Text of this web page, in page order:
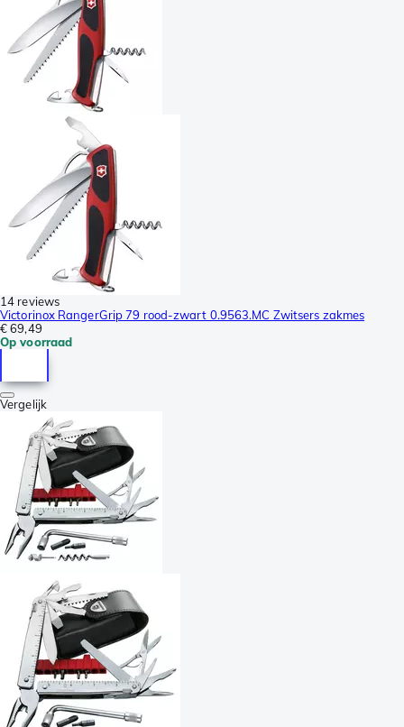
14 reviews
Victorinox RangerGrip 79 rood-zwart 0.9563.MC Zwitsers zakmes
€ 69,49
Op voorraad
Vergelijk